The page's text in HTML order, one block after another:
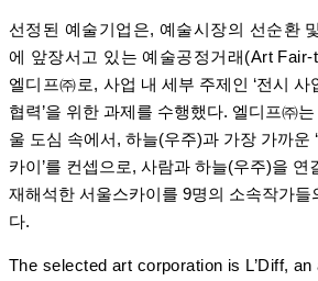
선정된 예술기업은, 예술시장의 선순환
에 앞장서고 있는 예술공정거래(Art Fair-
엘디프㈜로, 사업 내 세부 주제인 ‘전시
협력’을 위한 과제를 수행했다. 엘디프㈜
울 도심 속에서, 하늘(우주)과 가장 가까운
카이’를 컨셉으로, 사람과 하늘(우주)을 연
재해석한 서울스카이를 9명의 소속작가들
다.
The selected art corporation is L’Diff,